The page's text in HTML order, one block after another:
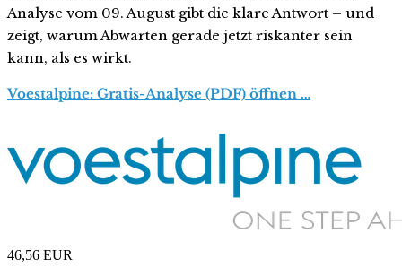
Analyse vom 09. August gibt die klare Antwort – und
zeigt, warum Abwarten gerade jetzt riskanter sein
kann, als es wirkt.
Voestalpine: Gratis-Analyse (PDF) öffnen …
46,56 EUR